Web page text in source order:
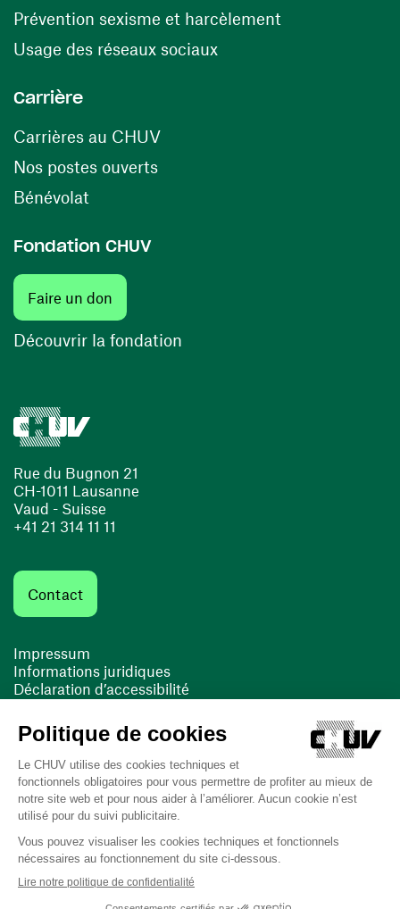
Rue du Bugnon 21
CH-1011 Lausanne
Vaud - Suisse
+41 21 314 11 11
Contact
Impressum
Informations juridiques
Déclaration d’accessibilité
Cookies
(ouvre une nouvelle fenêtre)
(ouvre une nouvelle fenêtre)
Prévention sexisme et harcèlement
Usage des réseaux sociaux(ouvre une nouvelle
Carrière
Carrières au CHUV(ouvre une nouvelle fenêtre)
Nos postes ouverts(ouvre une nouvelle fenêtre)
Bénévolat
Fondation CHUV
Faire un don
Découvrir la fondation